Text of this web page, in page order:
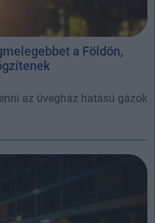
a Földön,
az üvegház hatású gázok